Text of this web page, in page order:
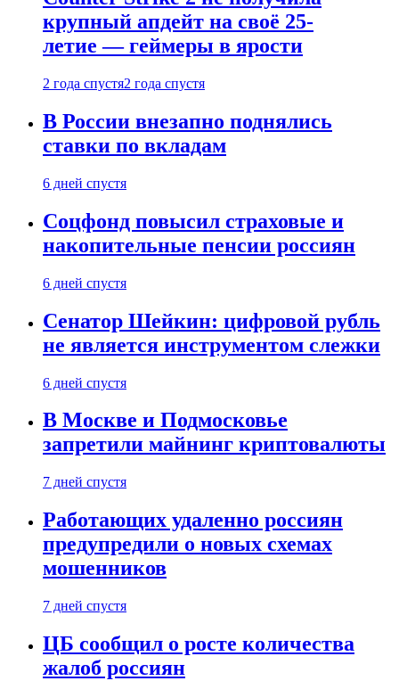
крупный апдейт на своё 25-
летие — геймеры в ярости
2 года спустя2 года спустя
В России внезапно поднялись
ставки по вкладам
6 дней спустя
Соцфонд повысил страховые и
накопительные пенсии россиян
6 дней спустя
Сенатор Шейкин: цифровой рубль
не является инструментом слежки
6 дней спустя
В Москве и Подмосковье
запретили майнинг криптовалюты
7 дней спустя
Работающих удаленно россиян
предупредили о новых схемах
мошенников
7 дней спустя
ЦБ сообщил о росте количества
жалоб россиян